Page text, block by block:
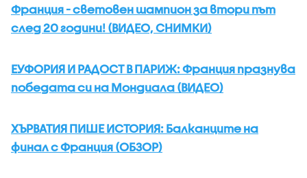
Франция - световен шампион за втори път
след 20 години! (ВИДЕО, СНИМКИ)
ЕУФОРИЯ И РАДОСТ В ПАРИЖ: Франция празнува
победата си на Мондиала (ВИДЕО)
ХЪРВАТИЯ ПИШЕ ИСТОРИЯ: Балканците на
финал с Франция (ОБЗОР)